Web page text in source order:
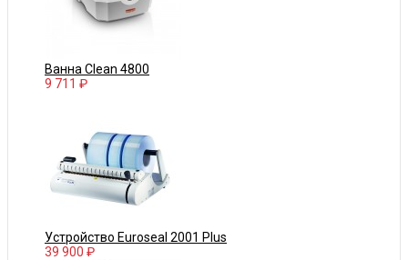
Ванна Clean 4800
9 711 ₽
Устройство Euroseal 2001 Plus
39 900 ₽